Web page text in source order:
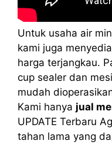
Untuk usaha air
kami juga
harga terjangkau.
cup sealer dan
mudah
Kami hanya jual
UPDATE Terbaru
tahan lama yang